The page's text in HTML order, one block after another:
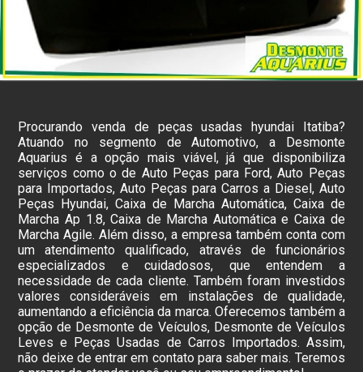
Procurando venda de peças usadas hyundai Itatiba?
Atuando no segmento de Automotivo, a Desmonte
Aquarius é a opção mais viável, já que disponibiliza
serviços como o de Auto Peças para Ford, Auto Peças
para Importados, Auto Peças para Carros a Diesel, Auto
Peças Hyundai, Caixa de Marcha Automática, Caixa de
Marcha Ap 1.8, Caixa de Marcha Automática e Caixa de
Marcha Agile. Além disso, a empresa também conta com
um atendimento qualificado, através de funcionários
especializados e cuidadosos, que entendem a
necessidade de cada cliente. Também foram investidos
valores consideráveis em instalações de qualidade,
aumentando a eficiência da marca. Oferecemos também a
opção de Desmonte de Veículos, Desmonte de Veículos
Leves e Peças Usadas de Carros Importados. Assim,
não deixe de entrar em contato para saber mais. Teremos